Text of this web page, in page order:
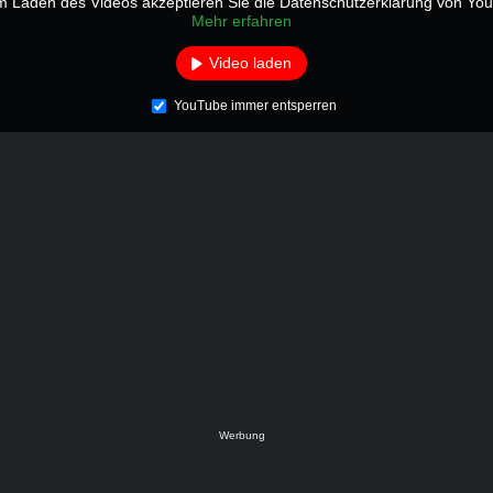
Mehr erfahren
Video laden
YouTube immer entsperren
Werbung